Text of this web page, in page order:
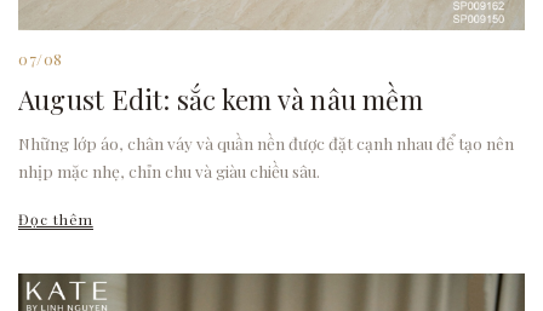
07/08
August Edit: sắc kem và nâu mềm
Những lớp áo, chân váy và quần nền được đặt cạnh nhau để tạo nên
nhịp mặc nhẹ, chỉn chu và giàu chiều sâu.
Đọc thêm